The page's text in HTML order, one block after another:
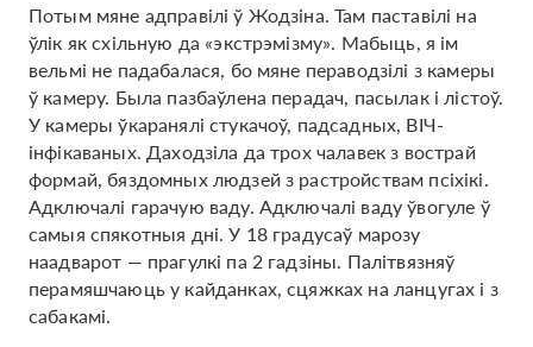
Потым мяне адправілі ў Жодзіна. Там паставілі на
ўлік як схільную да «экстрэмізму». Мабыць, я ім
вельмі не падабалася, бо мяне пераводзілі з камеры
ў камеру. Была пазбаўлена перадач, пасылак і лістоў.
У камеры ўкаранялі стукачоў, падсадных, ВІЧ-
інфікаваных. Даходзіла да трох чалавек з вострай
формай, бяздомных людзей з растройствам псіхікі.
Адключалі гарачую ваду. Адключалі ваду ўвогуле ў
самыя спякотныя дні. У 18 градусаў марозу
наадварот — прагулкі па 2 гадзіны. Палітвязняў
перамяшчаюць у кайданках, сцяжках на ланцугах і з
сабакамі.